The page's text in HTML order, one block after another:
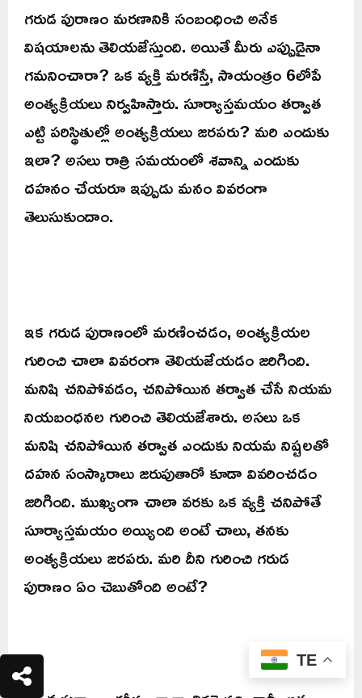
గరుడ పురాణం మరణానికి సంబంధించి అనేక
విషయాలను తెలియజేస్తుంది. అయితే మీరు ఎప్పుడైనా
గమనించారా? ఒక వ్యక్తి మరణిస్తే, సాయంత్రం 6లోపే
అంత్యక్రియలు నిర్వహిస్తారు. సూర్యాస్తమయం తర్వాత
ఎట్టి పరిస్థితుల్లో అంత్యక్రియలు జరపరు? మరి ఎందుకు
ఇలా? అసలు రాత్రి సమయంలో శవాన్ని ఎందుకు
దహనం చేయరూ ఇప్పుడు మనం వివరంగా
తెలుసుకుందాం.
ఇక గరుడ పురాణంలో మరణించడం, అంత్యక్రియల
గురించి చాలా వివరంగా తెలియజేయడం జరిగింది.
మనిషి చనిపోవడం, చనిపోయిన తర్వాత చేసే నియమ
నియబంధనల గురించి తెలియజేశారు. అసలు ఒక
మనిషి చనిపోయిన తర్వాత ఎందుకు నియమ నిష్టలతో
దహన సంస్కారాలు జరుపుతారో కూడా వివరించడం
జరిగింది. ముఖ్యంగా చాలా వరకు ఒక వ్యక్తి చనిపోతే
సూర్యాస్తమయం అయ్యింది అంటే చాలు, తనకు
అంత్యక్రియలు జరపరు. మరి దీని గురించి గరుడ
పురాణం ఏం చెబుతోంది అంటే?
TE